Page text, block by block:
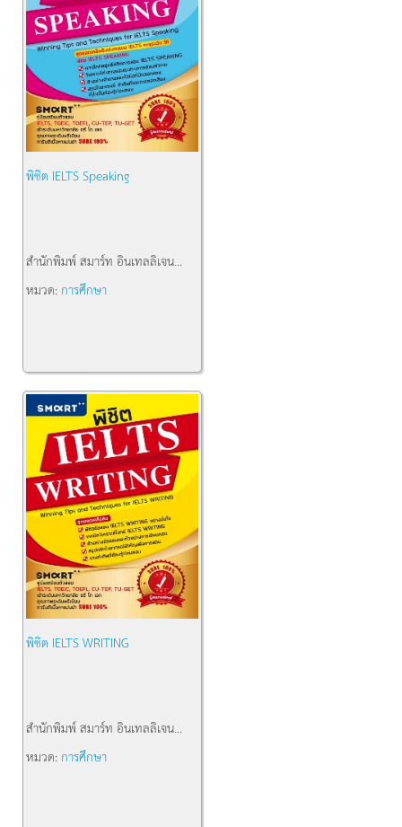
พิชิต IELTS Speaking
สำนักพิมพ์สมาร์ท อินเทลลิเจน...
หมวด:การศึกษา
พิชิต IELTS WRITING
สำนักพิมพ์สมาร์ท อินเทลลิเจน...
หมวด:การศึกษา